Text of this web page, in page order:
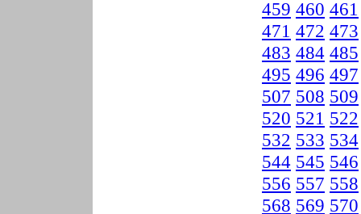
459 460 461
471 472 473
483 484 485
495 496 497
507 508 509
520 521 522
532 533 534
544 545 546
556 557 558
568 569 570